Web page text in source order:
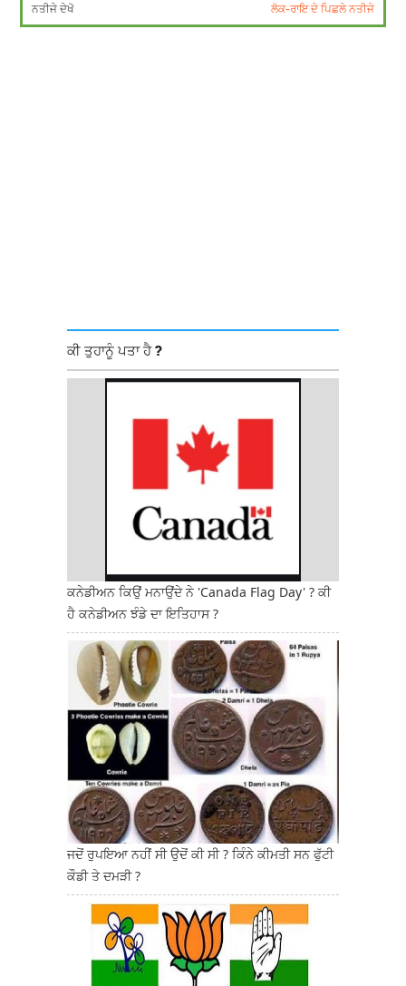
ਨਤੀਜੇ ਦੇਖੋ ਲੋਕ-ਰਾਇ ਦੇ ਪਿਛਲੇ ਨਤੀਜੇ
ਕੀ ਤੁਹਾਨੂੰ ਪਤਾ ਹੈ ?
ਕਨੇਡੀਅਨ ਕਿਉਂ ਮਨਾਉਂਦੇ ਨੇ 'Canada Flag Day' ? ਕੀ
ਹੈ ਕਨੇਡੀਅਨ ਝੰਡੇ ਦਾ ਇਤਿਹਾਸ ?
ਜਦੋਂ ਰੁਪਇਆ ਨਹੀਂ ਸੀ ਉਦੋਂ ਕੀ ਸੀ ? ਕਿੰਨੇ ਕੀਮਤੀ ਸਨ ਫੁੱਟੀ
ਕੌਡੀ ਤੇ ਦਮੜੀ ?